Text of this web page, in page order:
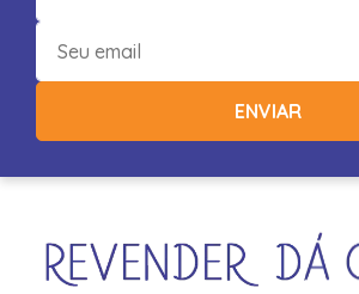
ENVIAR